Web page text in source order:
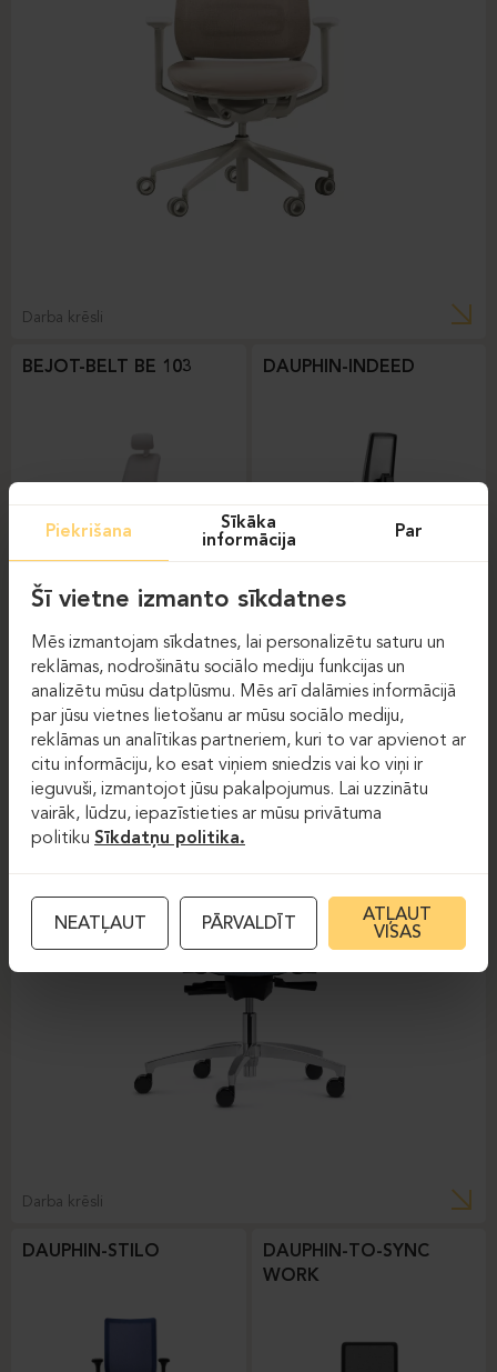
Darba krēsli
BEJOT-BELT BE 103 DAUPHIN-INDEED
DAUPHIN-SHAPE MESH
Darba krēsli
DAUPHIN-STILO
DAUPHIN-TO-SYNC
WORK
Piekrišana
Sīkāka
informācija
Par
Šī vietne izmanto sīkdatnes
Mēs izmantojam sīkdatnes, lai personalizētu saturu un
reklāmas, nodrošinātu sociālo mediju funkcijas un
analizētu mūsu datplūsmu. Mēs arī dalāmies informācijā
par jūsu vietnes lietošanu ar mūsu sociālo mediju,
reklāmas un analītikas partneriem, kuri to var apvienot ar
citu informāciju, ko esat viņiem sniedzis vai ko viņi ir
ieguvuši, izmantojot jūsu pakalpojumus. Lai uzzinātu
vairāk, lūdzu, iepazīstieties ar mūsu privātuma
politiku Sīkdatņu politika.
NEATĻAUT PĀRVALDĪT
ATĻAUT
VISAS